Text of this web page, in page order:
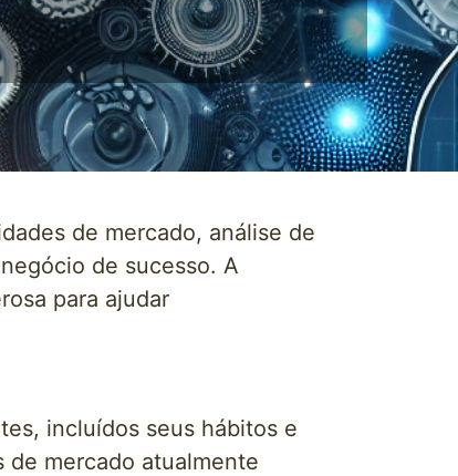
de mercado, análise de
de sucesso. A
para ajudar
incluídos seus hábitos e
de mercado atualmente